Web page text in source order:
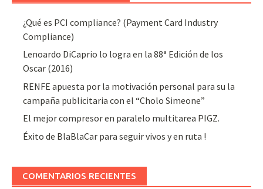
¿Qué es PCI compliance? (Payment Card Industry
Compliance)
Lenoardo DiCaprio lo logra en la 88ª Edición de los
Oscar (2016)
RENFE apuesta por la motivación personal para su la
campaña publicitaria con el “Cholo Simeone”
El mejor compresor en paralelo multitarea PIGZ.
Éxito de BlaBlaCar para seguir vivos y en ruta !
COMENTARIOS RECIENTES